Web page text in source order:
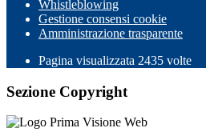
Whistleblowing
Gestione consensi cookie
Amministrazione trasparente
Pagina visualizzata 2435 volte
Sezione Copyright